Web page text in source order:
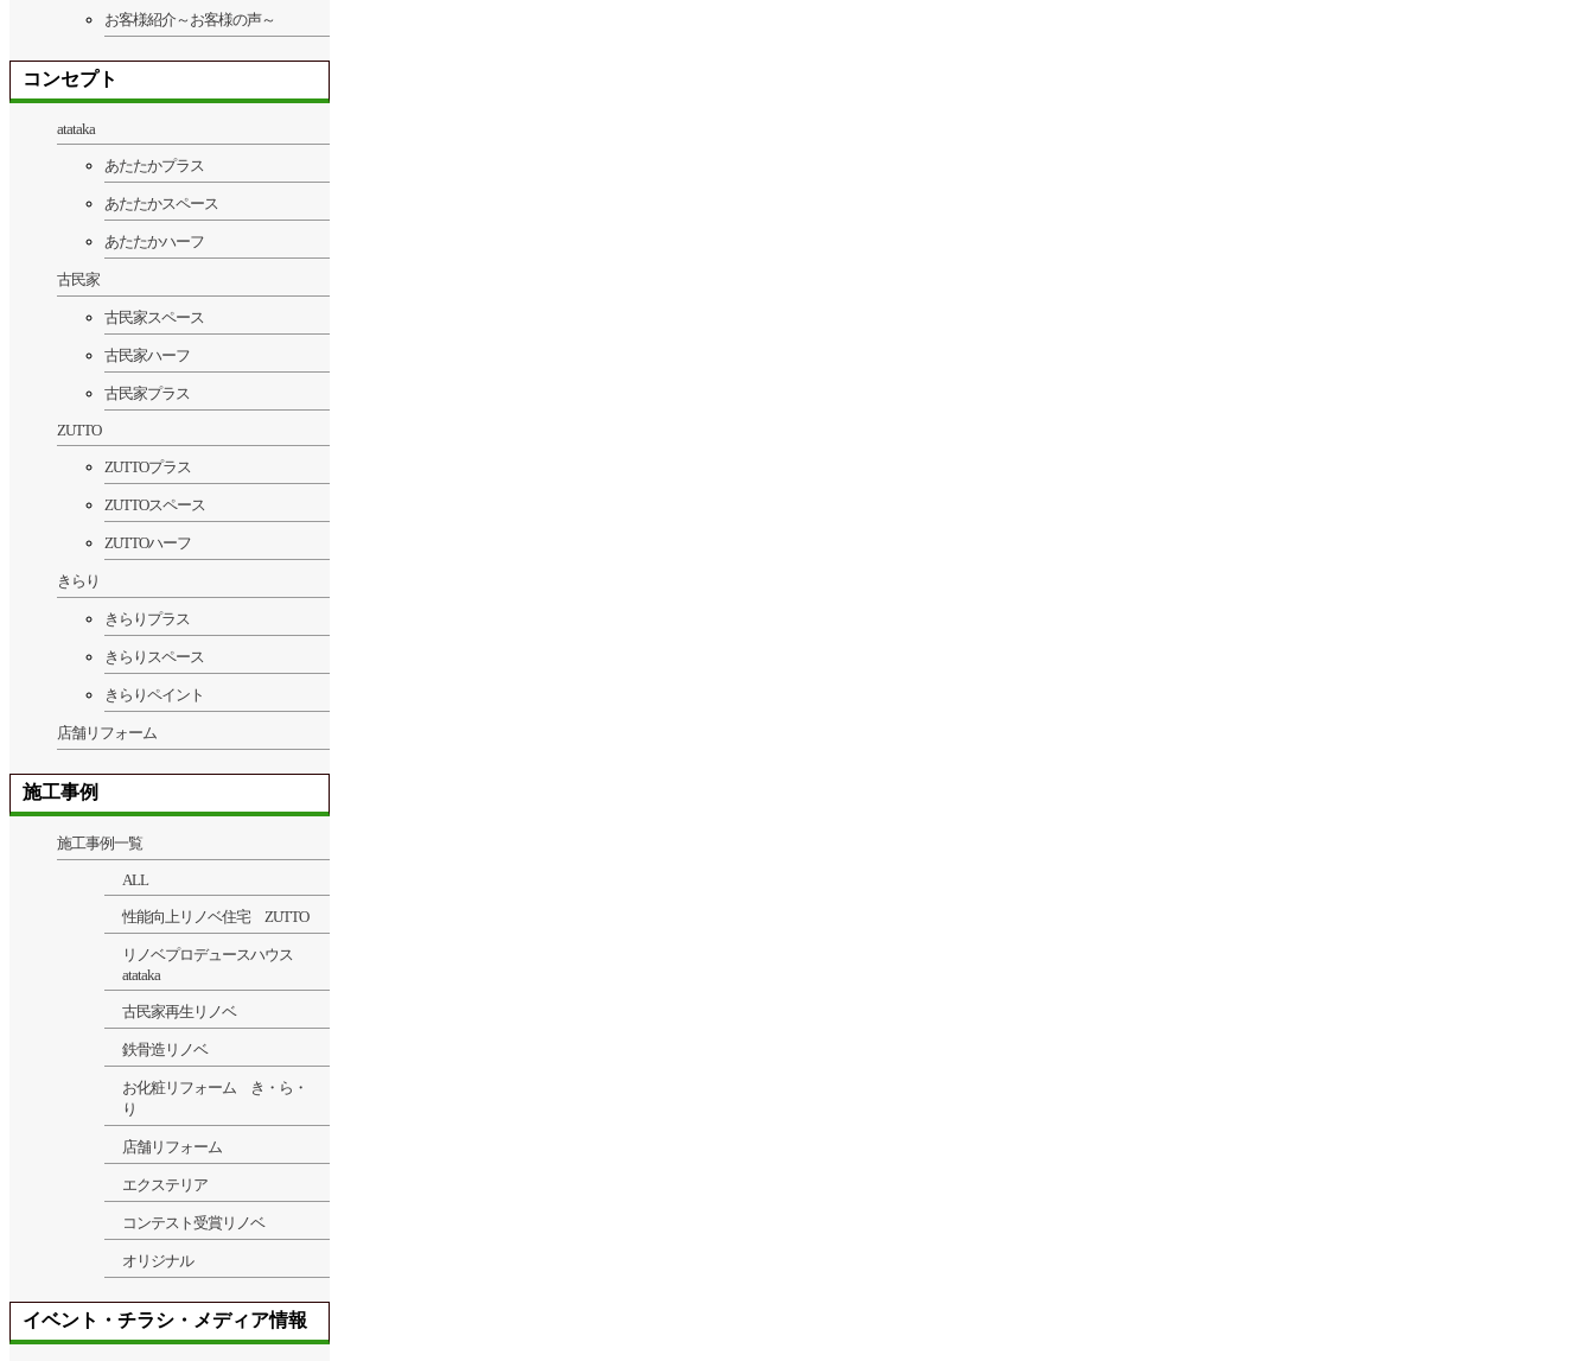
お客様紹介～お客様の声～
コンセプト
atataka
あたたかプラス
あたたかスペース
あたたかハーフ
古民家
古民家スペース
古民家ハーフ
古民家プラス
ZUTTO
ZUTTOプラス
ZUTTOスペース
ZUTTOハーフ
きらり
きらりプラス
きらりスペース
きらりペイント
店舗リフォーム
施工事例
施工事例一覧
ALL
性能向上リノベ住宅 ZUTTO
リノベプロデュースハウス
atataka
古民家再生リノベ
鉄骨造リノベ
お化粧リフォーム き・ら・
り
店舗リフォーム
エクステリア
コンテスト受賞リノベ
オリジナル
イベント・チラシ・メディア情報